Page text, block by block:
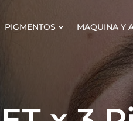
PIGMENTOS MAQUINA Y